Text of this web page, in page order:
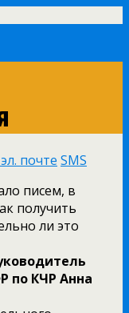
почте SMS
писем, в
получить
ли это
по КЧР Анна